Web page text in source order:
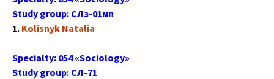
Study group: СЛз-01мп
1. Kolisnyk Natalia
Specialty: 054 «Sociology»
Study group: СЛ-71